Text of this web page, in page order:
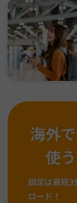
海外
使
設定は最短3
ロード！